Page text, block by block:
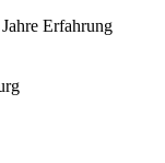
Jahre Erfahrung